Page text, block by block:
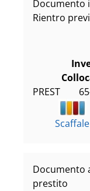
Documento
Rientro
PREST
Scaffale
Documento
prestito